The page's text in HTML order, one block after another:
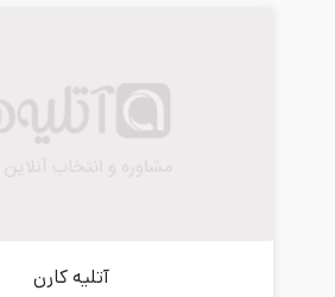
آتلیه کارن